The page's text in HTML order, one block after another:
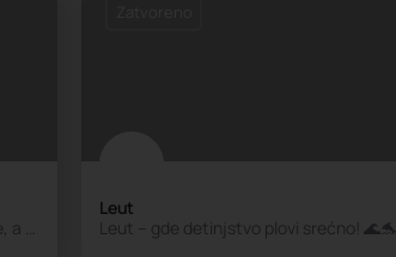
🌈 Maštalend – mesto gde boje pričaju priče, a deca stvaraju svoje!
Leut
Leut – gde detinjstvo plovi srećno! 🌊🐬